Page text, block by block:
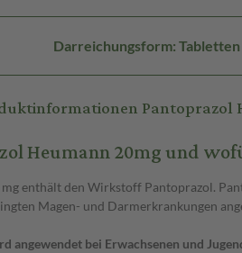
Darreichungsform:
Pantoprazol
Heumann 20mg und
enthält den Wirkstoff Pantoprazol.
Magen- und Darmerkrankungen
angewendet bei Erwachsenen und